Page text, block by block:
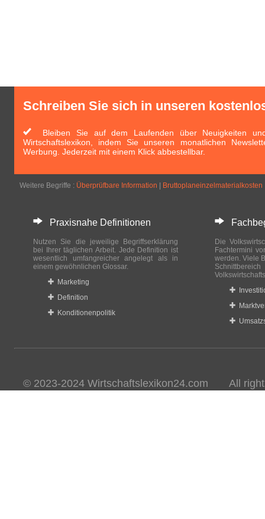
Schreiben Sie sich in unseren
Bleiben Sie auf dem Laufenden über Neuigkeiten
Wirtschaftslexikon, indem Sie unseren monatlichen
Werbung. Jederzeit mit einem Klick abbestellbar.
Weitere Begriffe : Überprüfbare Information Bruttoplaneinzelmaterialkosten
Praxisnahe Definitionen
Nutzen Sie die jeweilige Begriffserklärung
bei Ihrer täglichen Arbeit. Jede Definition ist
wesentlich umfangreicher angelegt als in
einem gewöhnlichen Glossar.
Marketing
Definition
Konditionenpolitik
Die
Fachtermini
werden. Viele
© 2023-2024 Wirtschaftslexikon24.com All